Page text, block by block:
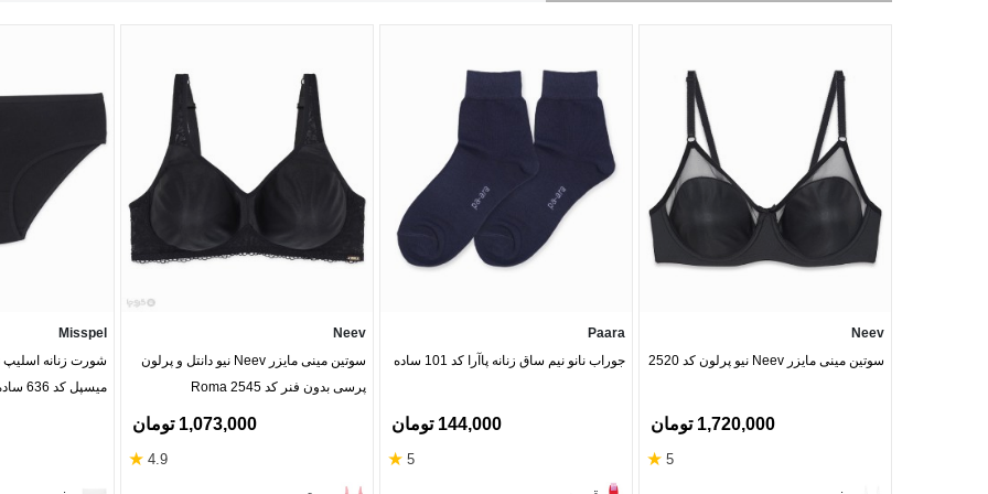
Neev
سوتین مینی مایزر Neev نیو پرلون کد 2520
1,720,000 تومان
5
★
Paara
جوراب نانو نیم ساق زنانه پاآرا کد 101 ساده
144,000 تومان
5
★
Neev
سوتین مینی مایزر Neev نیو دانتل و پرلون
پرسی بدون فنر کد Roma 2545
1,073,000 تومان
4.9
★
Misspel
میسپل کد 636 ساده